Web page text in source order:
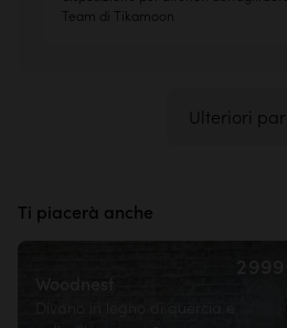
Team di Tikamoon
Ulteriori
Ti piacerà anche
2